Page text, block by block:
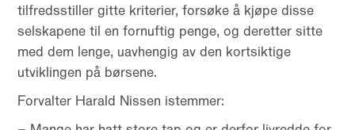
tilfredsstiller gitte kriterier, forsøke å kjøpe disse
selskapene til en fornuftig penge, og deretter sitte
med dem lenge, uavhengig av den kortsiktige
utviklingen på børsene.
Forvalter Harald Nissen istemmer: